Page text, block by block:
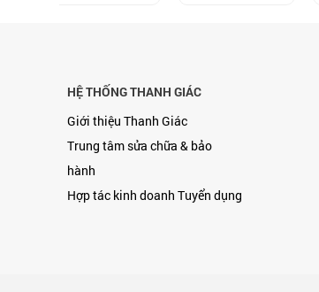
HỆ THỐNG THANH GIÁC
Giới thiệu Thanh Giác
Trung tâm sửa chữa & bảo
hành
Hợp tác kinh doanh Tuyển dụng